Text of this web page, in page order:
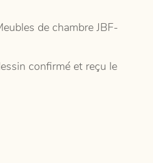
de chambre JBF-
confirmé et reçu le